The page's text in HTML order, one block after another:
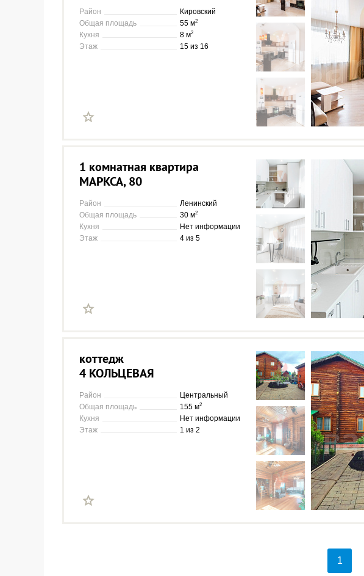
Район
Кировский
Общая площадь
55 м2
Кухня 8 м2
Этаж 15 из 16
1 комнатная квартира
МАРКСА, 80
Район
Ленинский
Общая площадь
30 м2
Кухня
Нет информации
Этаж
4 из 5
коттедж
4 КОЛЬЦЕВАЯ
Район
Центральный
Общая площадь
155 м2
Кухня
Нет информации
Этаж
1 из 2
1